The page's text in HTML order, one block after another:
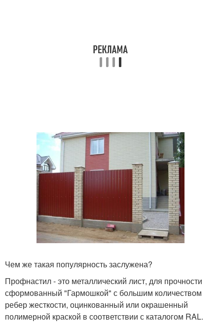
Чем же такая популярность заслужена?
Профнастил - это металлический лист, для прочности
сформованный "Гармошкой" с большим количеством
ребер жесткости, оцинкованный или окрашенный
полимерной краской в соответствии с каталогом RAL.